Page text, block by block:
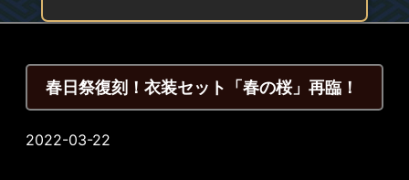
春日祭復刻！衣装セット「春の桜」再臨！
2022-03-22